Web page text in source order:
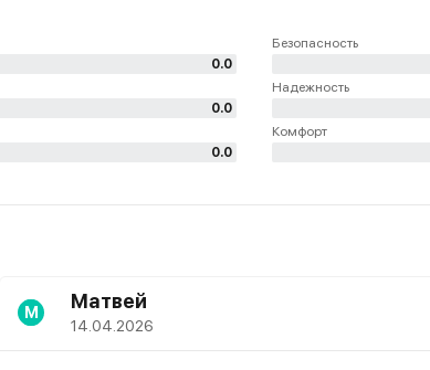
0.0
0.0
0.0
Безопасность
Надежность
Комфорт
М Матвей
14.04.2026